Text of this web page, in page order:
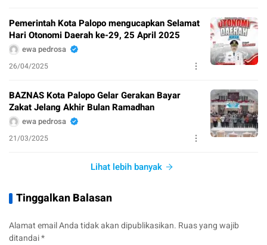
Pemerintah Kota Palopo mengucapkan Selamat
Hari Otonomi Daerah ke-29, 25 April 2025
ewa pedrosa
26/04/2025
BAZNAS Kota Palopo Gelar Gerakan Bayar
Zakat Jelang Akhir Bulan Ramadhan
ewa pedrosa
21/03/2025
Lihat lebih banyak
Tinggalkan Balasan
Alamat email Anda tidak akan dipublikasikan. Ruas yang wajib
ditandai*